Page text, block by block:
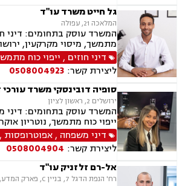
גל חייט משרד עו"ד
המלאכה 21, עפולה
המשרד עוסק בתחומים: דיני
מתמשך, מיסוי מקרקעין,
ונדל"ן, עסקאות מכר דירה,
ממון
דיני חוזים , ייפוי כוח
ליצירת קשר: 0508004923
סופיה דובינסקי משרד עורכי
ירושלים 2, ראשון לציון
המשרד עוסק בתחומים: דיני
ייפוי כוח מתמשך, נוטריון
הפנים, ירושות וצוואות,
דיני משפחה ,אפוטרופסות ,
ליצירת קשר: 0508004904
אל-רם זלזניק עו"ד
רח' הנפת הדגל 7, בניין C, פארק המדע, נס ציונה